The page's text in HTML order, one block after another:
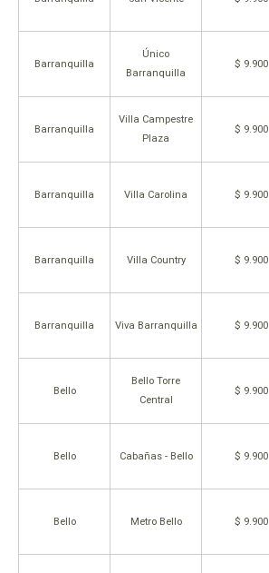
Barranquilla
Único
Barranquilla
$ 9.900
Barranquilla
Villa Campestre
Plaza
$ 9.900
Barranquilla Villa Carolina $ 9.900
Barranquilla Villa Country $ 9.900
Barranquilla Viva Barranquilla $ 9.900
Bello
Bello Torre
Central
$ 9.900
Bello Cabañas - Bello $ 9.900
Bello Metro Bello $ 9.900